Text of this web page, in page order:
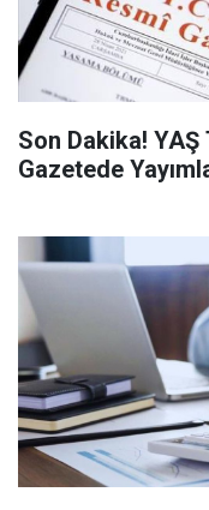
Son Dakika!
Gazetede